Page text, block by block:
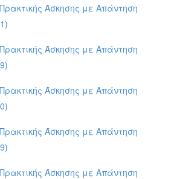
Άσκησης με Απάντηση
Άσκησης με Απάντηση
Άσκησης με Απάντηση
Άσκησης με Απάντηση
Άσκησης με Απάντηση